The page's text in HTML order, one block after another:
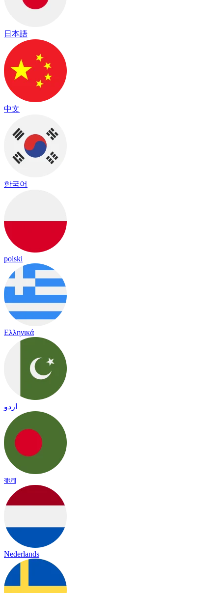
日本語
中文
한국어
polski
Ελληνικά
اردو
বাংলা
Nederlands